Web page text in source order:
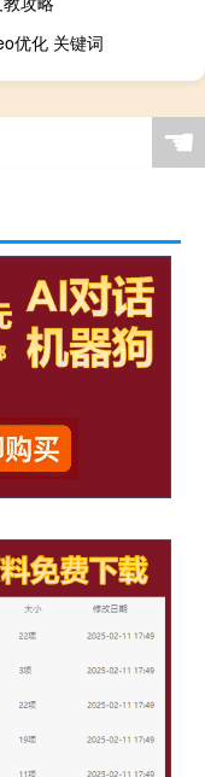
优化 关键词
☚